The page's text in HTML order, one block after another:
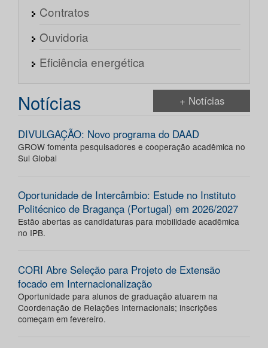
Contratos
Ouvidoria
Eficiência energética
Notícias + Notícias
DIVULGAÇÃO: Novo programa do DAAD
GROW fomenta pesquisadores e cooperação acadêmica no
Sul Global
Oportunidade de Intercâmbio: Estude no Instituto
Politécnico de Bragança (Portugal) em 2026/2027
Estão abertas as candidaturas para mobilidade acadêmica
no IPB.
CORI Abre Seleção para Projeto de Extensão
focado em Internacionalização
Oportunidade para alunos de graduação atuarem na
Coordenação de Relações Internacionais; inscrições
começam em fevereiro.